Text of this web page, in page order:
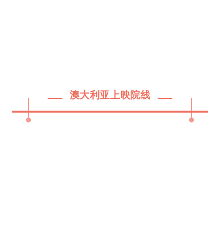
澳大利亚上映院线